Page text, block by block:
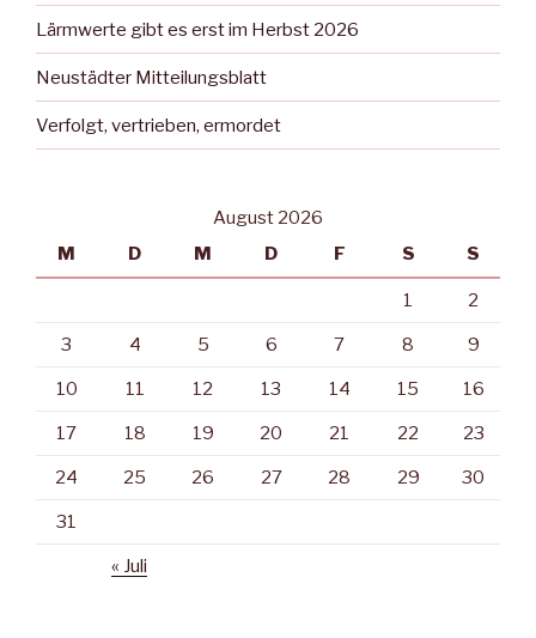
Lärmwerte gibt es erst im Herbst 2026
Neustädter Mitteilungsblatt
Verfolgt, vertrieben, ermordet
August 2026
M
D M D F S S
1 2
3 4 5 6 7 8 9
10 11 12 13 14 15 16
17 18 19 20 21 22 23
24 25 26 27 28 29 30
31
« Juli